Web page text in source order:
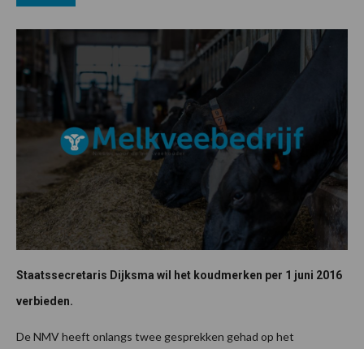
Staatssecretaris Dijksma wil het koudmerken per 1 juni 2016
verbieden.
De NMV heeft onlangs twee gesprekken gehad op het